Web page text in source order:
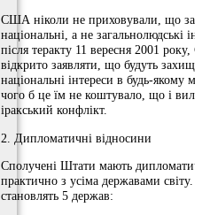
США ніколи не приховували, що
національні, а не загальнолюдські
після теракту 11 вересня 2001 року,
відкрито заявляти, що будуть
національні інтереси в будь-якому
чого б це їм не коштувало, що і
іракський конфлікт.
2. Дипломатичні відносини
Сполучені Штати мають
практично з усіма державами світу.
становлять 5 держав: